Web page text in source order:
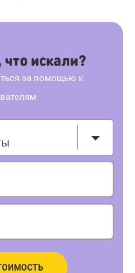
искали?
за помощью к